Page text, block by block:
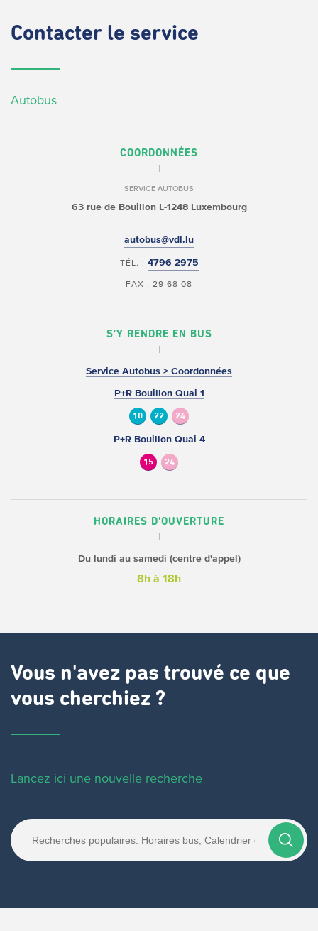
Contacter le service
Autobus
COORDONNÉES
SERVICE AUTOBUS
63 rue de BouillonL-1248 Luxembourg
autobus@vdl.lu
TÉL. : 4796 2975
FAX : 29 68 08
S'Y RENDRE EN BUS
Service Autobus > Coordonnées
P+R Bouillon Quai 1
10 22 24
P+R Bouillon Quai 4
15 24
HORAIRES D'OUVERTURE
Du lundi au samedi (centre d'appel)
8h à 18h
Vous n'avez pas trouvé ce que
vous cherchiez ?
Lancez ici une nouvelle recherche